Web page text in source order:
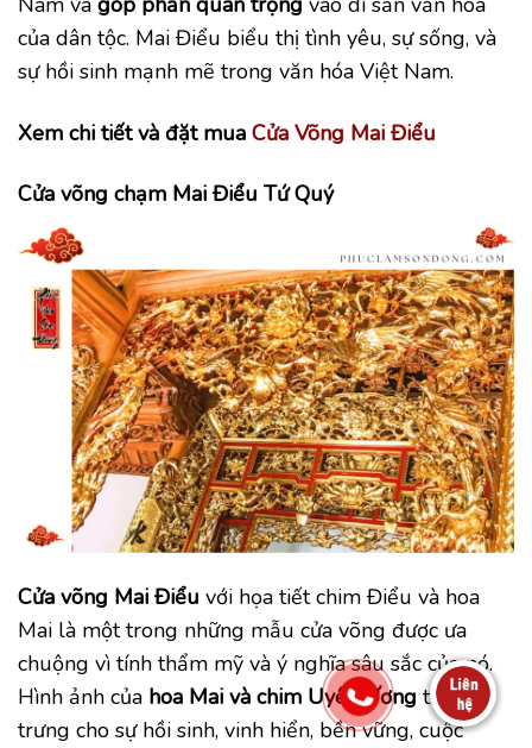
của dân tộc. Mai Điểu biểu thị tình yêu, sự sống, và
sự hồi sinh mạnh mẽ trong văn hóa Việt Nam.
Xem chi tiết và đặt mua Cửa Võng Mai Điểu
Cửa võng chạm Mai Điểu Tứ Quý
Cửa võng Mai Điểu với họa tiết chim Điểu và hoa
Mai là một trong những mẫu cửa võng được ưa
chuộng vì tính thẩm mỹ và ý nghĩa sâu sắc của nó.
Hình ảnh của hoa Mai và chim Uyên Ương tượng
trưng cho sự hồi sinh, vinh hiển, bền vững, cuộc